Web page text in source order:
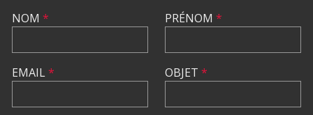
NOM *
EMAIL*
PRÉNOM *
OBJET *